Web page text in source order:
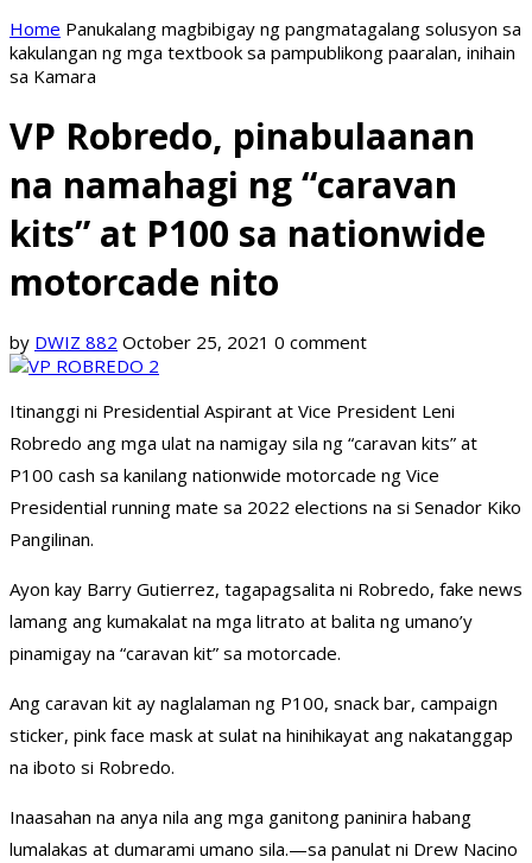
Home Panukalang magbibigay ng pangmatagalang solusyon sa
kakulangan ng mga textbook sa pampublikong paaralan, inihain
sa Kamara
VP Robredo, pinabulaanan
na namahagi ng “caravan
kits” at P100 sa nationwide
motorcade nito
by DWIZ 882 October 25, 2021 0 comment
Itinanggi ni Presidential Aspirant at Vice President Leni
Robredo ang mga ulat na namigay sila ng “caravan kits” at
P100 cash sa kanilang nationwide motorcade ng Vice
Presidential running mate sa 2022 elections na si Senador Kiko
Pangilinan.
Ayon kay Barry Gutierrez, tagapagsalita ni Robredo, fake news
lamang ang kumakalat na mga litrato at balita ng umano’y
pinamigay na “caravan kit” sa motorcade.
Ang caravan kit ay naglalaman ng P100, snack bar, campaign
sticker, pink face mask at sulat na hinihikayat ang nakatanggap
na iboto si Robredo.
Inaasahan na anya nila ang mga ganitong paninira habang
lumalakas at dumarami umano sila.—sa panulat ni Drew Nacino